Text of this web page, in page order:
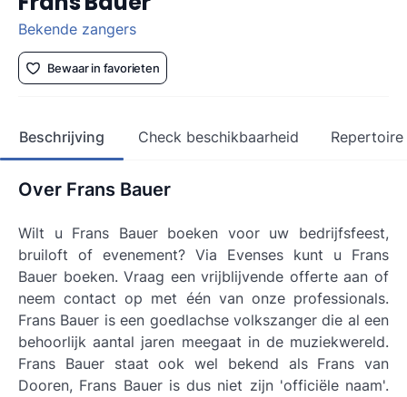
Bekende zangers
Bewaar in favorieten
Beschrijving Check beschikbaarheid Repertoire
Over Frans Bauer
Wilt u Frans Bauer boeken voor uw bedrijfsfeest,
bruiloft of evenement? Via Evenses kunt u Frans
Bauer boeken. Vraag een vrijblijvende offerte aan of
neem contact op met één van onze professionals.
Frans Bauer is een goedlachse volkszanger die al een
behoorlijk aantal jaren meegaat in de muziekwereld.
Frans Bauer staat ook wel bekend als Frans van
Dooren, Frans Bauer is dus niet zijn 'officiële naam'.